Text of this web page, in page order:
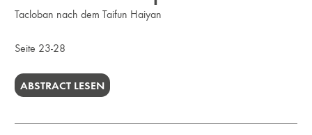
Tacloban nach dem Taifun Haiyan
Seite 23-28
ABSTRACT LESEN